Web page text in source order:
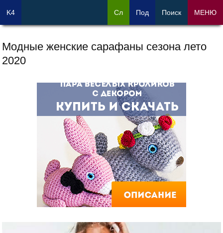
Модные женские сарафаны сезона лето
2020
K4 Сл Под Поиск МЕНЮ